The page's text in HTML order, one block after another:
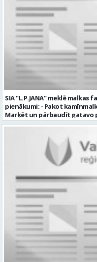
SIA "L.P.JANA" meklē malkas
pienākumi: - Pakot
Marķēt un pārbaudīt gatavo
kvalitāti un kārtību darba vietā Prasības kandidātiem: - Laba
Uzņēmums piedāvā: -
padarītā) - Vienmēr laikā
atbalstošus kolēģus Lūgums CV sūtīt uz e- pastu:
pasutijumi@lpjana.lv vai zvanīt pa
SAIŅOŠANAS OPERATORS
Darba vietas adrese:
Valmieras nov. Slodze: Viena
Pieteikto vietu skaits: 2
datums: 2026-08-17